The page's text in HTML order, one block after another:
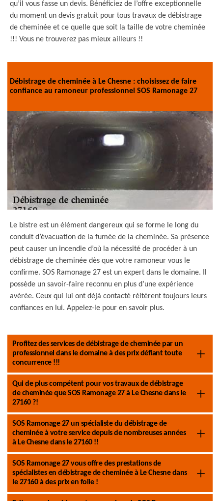
qu’il vous fasse un devis. Bénéficiez de l’offre exceptionnelle
du moment un devis gratuit pour tous travaux de débistrage
de cheminée et ce quelle que soit la taille de votre cheminée
!!! Vous ne trouverez pas mieux ailleurs !!
Débistrage de cheminée à Le Chesne : choisissez de faire
confiance au ramoneur professionnel SOS Ramonage 27
Le bistre est un élément dangereux qui se forme le long du
conduit d’évacuation de la fumée de la cheminée. Sa présence
peut causer un incendie d’où la nécessité de procéder à un
débistrage de cheminée dès que votre ramoneur vous le
confirme. SOS Ramonage 27 est un expert dans le domaine. Il
possède un savoir-faire reconnu en plus d’une expérience
avérée. Ceux qui lui ont déjà contacté réitèrent toujours leurs
confiances en lui. Appelez-le pour en savoir plus.
Profitez des services de débistrage de cheminée par un
professionnel dans le domaine à des prix défiant toute
concurrence !!!
Qui de plus compétent pour vos travaux de débistrage
de cheminée que SOS Ramonage 27 à Le Chesne dans le
27160 ?!
SOS Ramonage 27 un spécialiste du débistrage de
cheminée à votre service depuis de nombreuses années
à Le Chesne dans le 27160 !!
SOS Ramonage 27 vous offre des prestations de
spécialistes en débistrage de cheminée à Le Chesne dans
le 27160 à des prix en folie !